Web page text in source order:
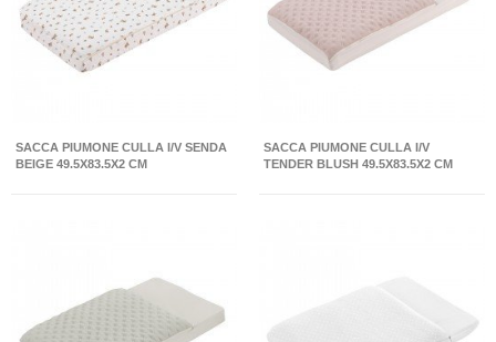
SACCA PIUMONE CULLA I/V SENDA
BEIGE 49.5X83.5X2 CM
SACCA PIUMONE CULLA I/V
TENDER BLUSH 49.5X83.5X2 CM